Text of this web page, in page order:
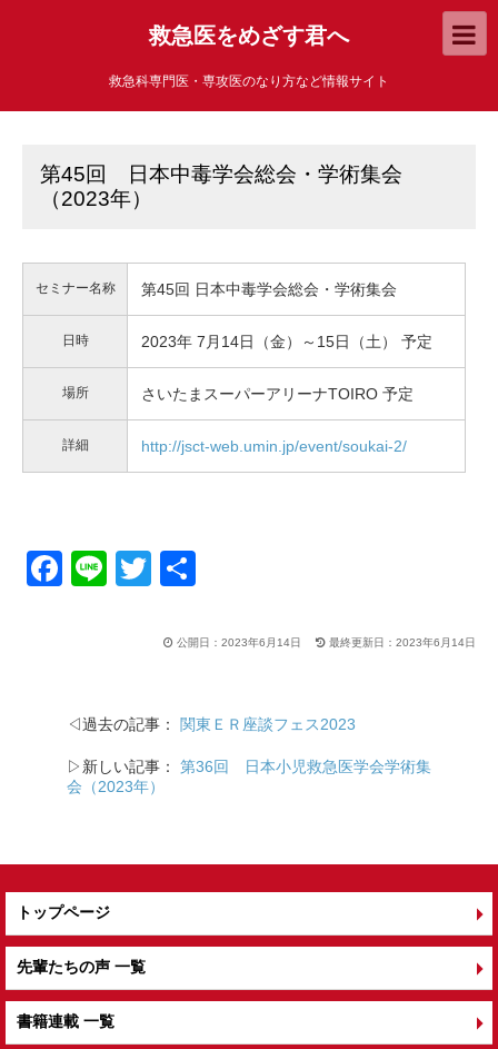
救急医をめざす君へ
救急科専門医・専攻医のなり方など情報サイト
第45回 日本中毒学会総会・学術集会
（2023年）
セミナー名称 第45回 日本中毒学会総会・学術集会
日時 2023年 7月14日（金）～15日（土） 予定
場所 さいたまスーパーアリーナTOIRO 予定
詳細 http://jsct-web.umin.jp/event/soukai-2/
F
b
o
Li
T
tt 公開日：2023年6月14日 最終更新日：2023年6月14日
◁過去の記事： 関東ＥＲ座談フェス2023
▷新しい記事： 第36回 日本小児救急医学会学術集
会（2023年）
トップページ
先輩たちの声 一覧
書籍連載 一覧